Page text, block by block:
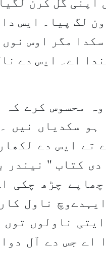
لگ پیا۔ ایس
مگر اوس
اے۔ ایس دے
محسوس کرے
ہو سکدیاں نیں
اے تے ایس دے
دی کتاب " نیندر
، لدھیانا، انڈیا توں وی سال 2015ء
جو2025 وچ چھاپے
ناولوں توں
اے جس دے آل